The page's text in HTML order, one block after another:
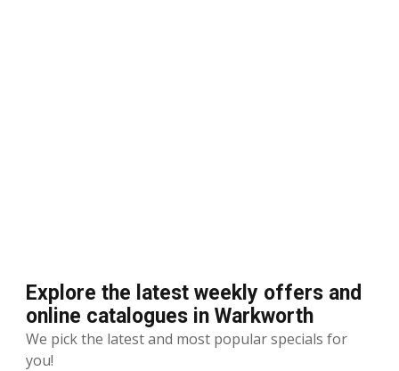
Explore the latest weekly offers and
online catalogues in Warkworth
We pick the latest and most popular specials for
you!